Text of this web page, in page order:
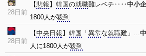
28日前
【悲報 】 韓国の就職難レベチ‥‥中小
1800人が殺到
28日前
【中央日報 】 韓国 「 異常な就職難」…
人に1800人が殺到